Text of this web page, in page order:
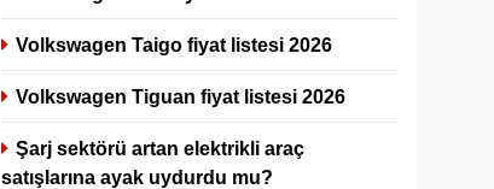
Volkswagen Taigo fiyat listesi 2026
Volkswagen Tiguan fiyat listesi 2026
Şarj sektörü artan elektrikli araç
satışlarına ayak uydurdu mu?